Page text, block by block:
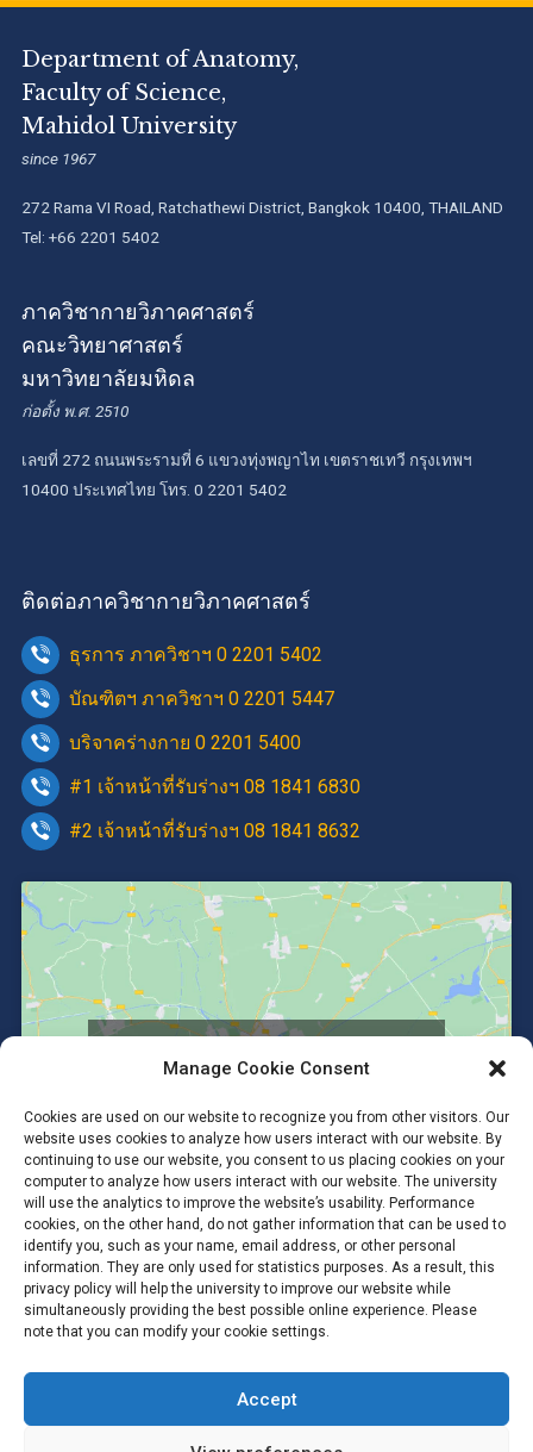
Manage Cookie Consent
Cookies are used on our website to recognize you from other visitors. Our
website uses cookies to analyze how users interact with our website. By
continuing to use our website, you consent to us placing cookies on your
computer to analyze how users interact with our website. The university
will use the analytics to improve the website’s usability. Performance
cookies, on the other hand, do not gather information that can be used to
identify you, such as your name, email address, or other personal
information. They are only used for statistics purposes. As a result, this
privacy policy will help the university to improve our website while
simultaneously providing the best possible online experience. Please
note that you can modify your cookie settings.
Accept
Department of Anatomy,
Faculty of Science,
Mahidol University
since 1967
272 Rama VI Road, Ratchathewi District, Bangkok 10400, THAILAND
Tel: +66 2201 5402
ภาควิชากายวิภาคศาสตร์
คณะวิทยาศาสตร์
มหาวิทยาลัยมหิดล
ก่อตั้ง พ.ศ. 2510
เลขที่ 272 ถนนพระรามที่ 6 แขวงทุ่งพญาไท เขตราชเทวี กรุงเทพฯ
10400 ประเทศไทย โทร. 0 2201 5402
ติดต่อภาควิชากายวิภาคศาสตร์
ธุรการ ภาควิชาฯ 0 2201 5402
บัณฑิตฯ ภาควิชาฯ 0 2201 5447
บริจาคร่างกาย 0 2201 5400
#1 เจ้าหน้าที่รับร่างฯ 08 1841 6830
#2 เจ้าหน้าที่รับร่างฯ 08 1841 8632
enable this content
Copyright © 2026 #Anatomy SC Mahidol #Anatomy MUSC
#Department of Anatomy, Faculty of Science, Mahidol University.